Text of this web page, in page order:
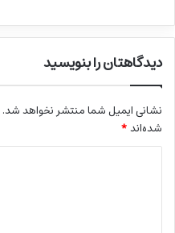
دیدگاهتان را بنویسید
نشانی ایمیل شما منتشر نخواهد شد.
شده‌اند*